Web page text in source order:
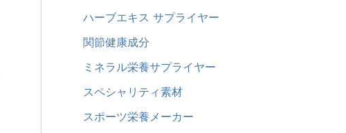
ハーブエキス サプライヤー
関節健康成分
ミネラル栄養サプライヤー
スペシャリティ素材
スポーツ栄養メーカー